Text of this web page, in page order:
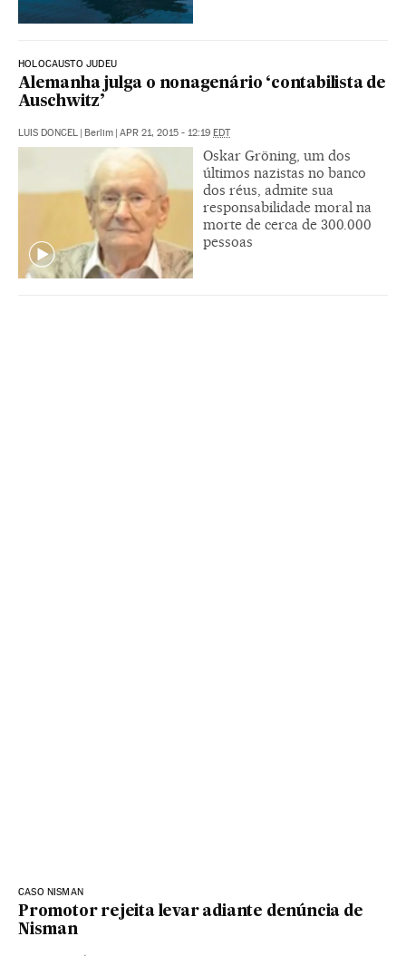
HOLOCAUSTO JUDEU
Alemanha julga o nonagenário ‘contabilista de
Auschwitz’
LUIS DONCEL | Berlim | APR 21, 2015 - 12:19 EDT
Oskar Gröning, um dos
últimos nazistas no banco
dos réus, admite sua
responsabilidade moral na
morte de cerca de 300.000
pessoas
CASO NISMAN
Promotor rejeita levar adiante denúncia de
Nisman